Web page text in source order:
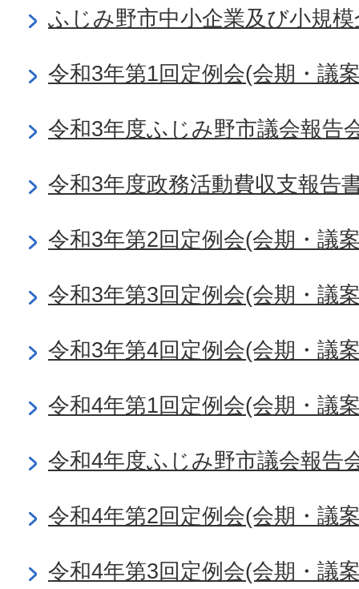
ふじみ野市中小企業及び小規
令和3年第1回定例会(会期・議
令和3年度ふじみ野市議会報告
令和3年度政務活動費収支報告
令和3年第2回定例会(会期・議
令和3年第3回定例会(会期・議
令和3年第4回定例会(会期・議
令和4年第1回定例会(会期・議
令和4年度ふじみ野市議会報告
令和4年第2回定例会(会期・議
令和4年第3回定例会(会期・議